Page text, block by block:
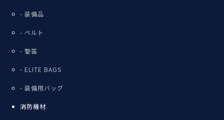
装備品
ベルト
警笛
ELITE BAGS
装備用バッグ
消防機材